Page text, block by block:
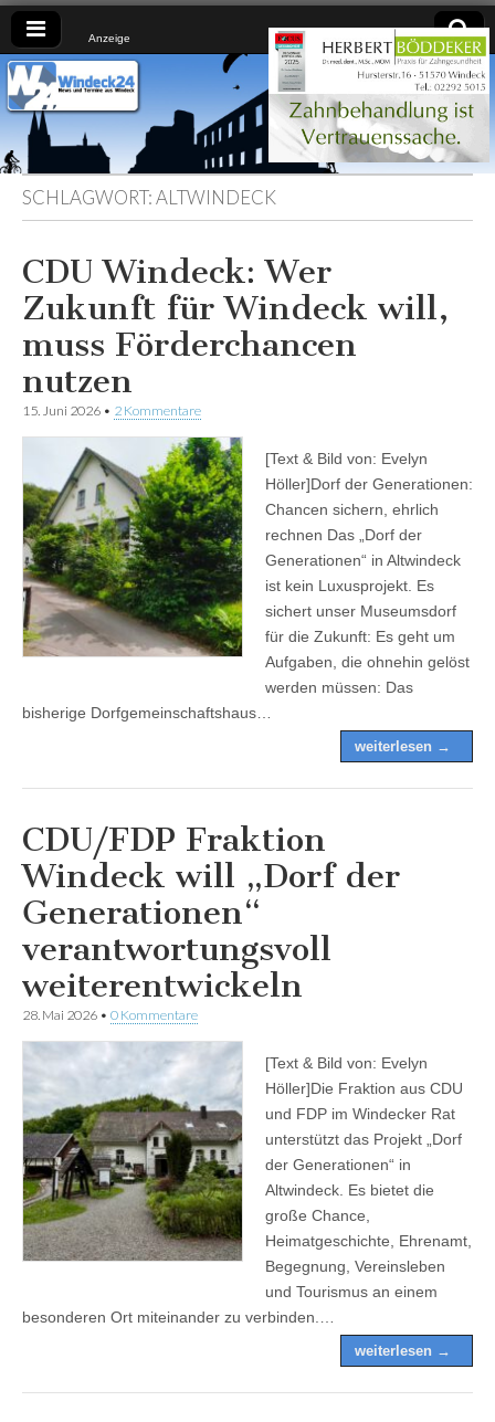
Anzeige
Windeck24
Nachrichten
aus dem
Ländchen
für das
Ländchen
SCHLAGWORT:ALTWINDECK
CDU Windeck: Wer
Zukunft für Windeck will,
muss Förderchancen
nutzen
15. Juni 2026 • 2 Kommentare
[Text & Bild von: Evelyn
Höller]Dorf der Generationen:
Chancen sichern, ehrlich
rechnen Das „Dorf der
Generationen“ in Altwindeck
ist kein Luxusprojekt. Es
sichert unser Museumsdorf
für die Zukunft: Es geht um
Aufgaben, die ohnehin gelöst
werden müssen: Das
bisherige Dorfgemeinschaftshaus…
weiterlesen →
CDU/FDP Fraktion
Windeck will „Dorf der
Generationen“
verantwortungsvoll
weiterentwickeln
28. Mai 2026 • 0 Kommentare
[Text & Bild von: Evelyn
Höller]Die Fraktion aus CDU
und FDP im Windecker Rat
unterstützt das Projekt „Dorf
der Generationen“ in
Altwindeck. Es bietet die
große Chance,
Heimatgeschichte, Ehrenamt,
Begegnung, Vereinsleben
und Tourismus an einem
besonderen Ort miteinander zu verbinden.…
weiterlesen →